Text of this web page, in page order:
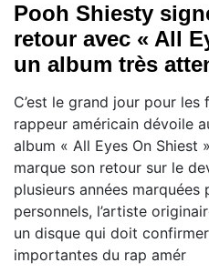
Pooh Shiesty
retour avec « All
un album très
C’est le grand jour pour les
rappeur américain dévoile
album « All Eyes On Shiest
marque son retour sur le
plusieurs années marquées
personnels, l’artiste
un disque qui doit
importantes du rap amér